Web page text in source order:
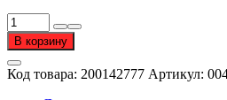
Количество
товара
Крест
из
золота
В корзину
Код товара: 200142777 Артикул: